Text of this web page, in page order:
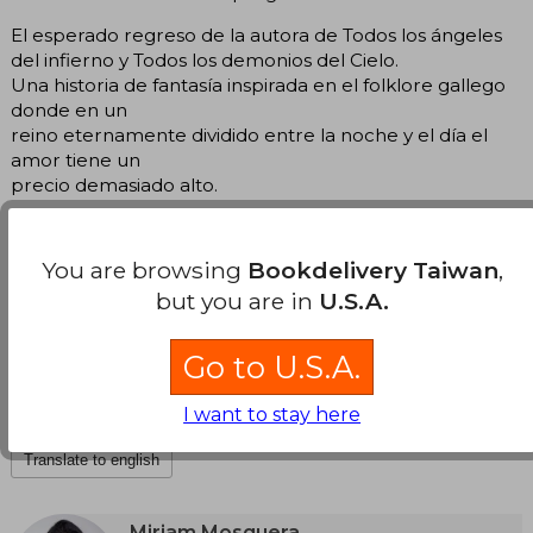
El esperado regreso de la autora de Todos los ángeles
del infierno y Todos los demonios del Cielo.
Una historia de fantasía inspirada en el folklore gallego
donde en un
reino eternamente dividido entre la noche y el día el
amor tiene un
precio demasiado alto.
El esperado regreso de la autora de Todos los ángeles
un reino eternamente dividido entre la noche y el día
el amor tiene un precio demasiado alto.
Translate to english
You are browsing Bookdelivery Taiwan,
but you are in U.S.A.
Go to U.S.A.
I want to stay here